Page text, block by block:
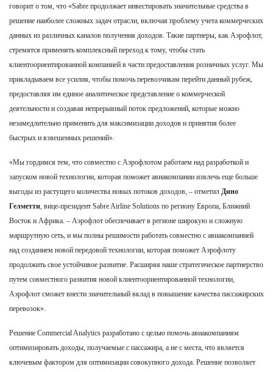
говорит о том, что «Sabre продолжает инвестировать значительные средства в
решение наиболее сложных задач отрасли, включая проблему учета коммерческих
данных из различных каналов получения доходов. Такие партнеры, как Аэрофлот,
стремятся применять комплексный переход к тому, чтобы стать
клиентоориентированной компанией в части предоставления розничных услуг. Мы
прикладываем все усилия, чтобы помочь перевозчикам перейти данный рубеж,
предоставляя им единое аналитическое представление о коммерческой
деятельности и создавая непрерывный поток предложений, которые можно
незамедлительно применить для максимизации доходов и принятия более
быстрых и взвешенных решений».
«Мы гордимся тем, что совместно с Аэрофлотом работаем над разработкой и
запуском новой технологии, которая поможет авиакомпании извлечь еще больше
выгоды из растущего количества новых потоков доходов, – отметил Дино
Гелметти, вице-президент Sabre Airline Solutions по региону Европа, Ближний
Восток и Африка. – Аэрофлот обеспечивает в регионе широкую и сложную
маршрутную сеть, и мы полны решимости работать совместно с авиакомпанией
над созданием новой передовой технологии, которая поможет Аэрофлоту
продолжить свое устойчивое развитие. Расширяя наше стратегическое партнерство
путем совместного развития новой клиентоориентированной технологии,
Аэрофлот сможет внести значительный вклад в повышение качества пассажирских
перевозок».
Решение Commercial Analytics разработано с целью помочь авиакомпаниям
оптимизировать доходы, получаемые с пассажира, а не с места, что является
ключевым фактором для оптимизации совокупного дохода. Решение позволяет